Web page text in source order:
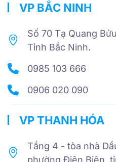
VP BẮC NINH
Số 70 Tạ Quang
Tỉnh Bắc Ninh.
0985 103 666
0906 020 090
VP THANH HÓA
Tầng 4 - tòa nhà
phường Điện Biên,